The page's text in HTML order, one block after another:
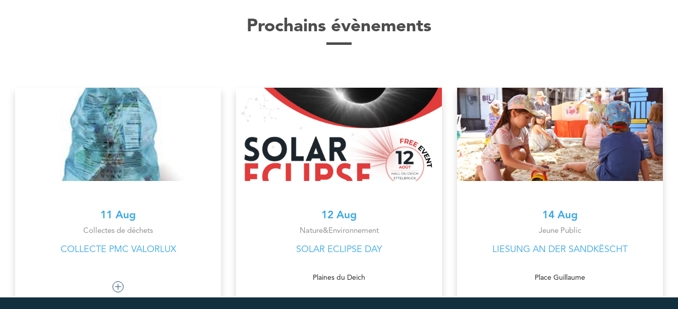
Prochains évènements
11 Aug
Collectes de déchets
COLLECTE PMC VALORLUX
12 Aug
Nature&Environnement
SOLAR ECLIPSE DAY
Plaines du Deich
14 Aug
Jeune Public
LIESUNG AN DER SANDKËSCHT
Place Guillaume